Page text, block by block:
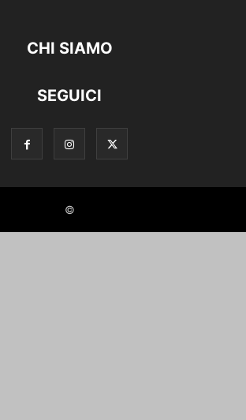
CHI SIAMO
SEGUICI
©